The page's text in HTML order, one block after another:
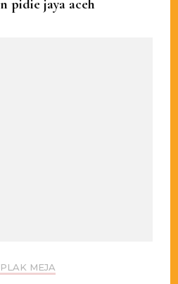
pidie jaya aceh
MEJA